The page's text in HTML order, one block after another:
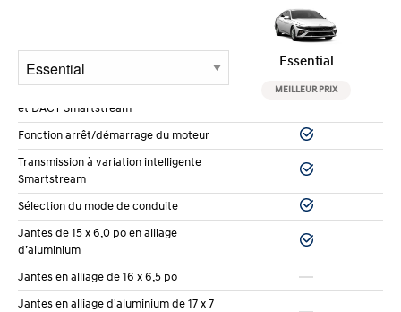
vous aide à rester
centré dans votre voie. Si vous déviez sans utiliser
votre clignotant, le système vous alerte et peut
même corriger légèrement la direction. Sur les longs
trajets autoroutiers, ça réduit la fatigue.
Le régulateur de vitesse adaptatif maintient une
distance sécuritaire avec le véhicule devant vous. Il
accélère et freine automatiquement pour suivre le
rythme de la circulation. Dans les embouteillages sur
le pont Pierre-Laporte, ce système rend la conduite
moins stressante.
Essential
MEILLEUR PRIX
atmosphérique de 2,0 L (1 999 cm3) à
et DACT Smartstream
Fonction arrêt/démarrage du moteur
Transmission à variation intelligente
Smartstream
Sélection du mode de conduite
Jantes de 15 x 6,0 po en alliage
d’aluminium
Jantes en alliage de 16 x 6,5 po
Jantes en alliage d'aluminium de 17 x 7